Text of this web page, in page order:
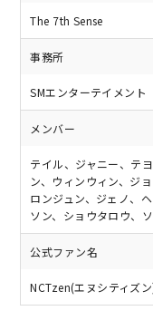
The 7th Sense
事務所
SMエンターテイメント
メンバー
テイル、ジャニー、テ
ン、ウィンウィン、ジ
ロンジュン、ジェノ、
ソン、ショウタロウ、
公式ファン名
NCTzen(エヌシティズ